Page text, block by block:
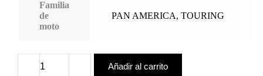
Familia
de
moto
PAN AMERICA, TOURING
Añadir al carrito